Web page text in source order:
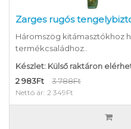
Zarges rugós
Háromszög kitámasztókhoz
termékcsaládhoz..
Készlet: Külső raktáron
2 983Ft
3 788Ft
Nettó ár: 2 349Ft